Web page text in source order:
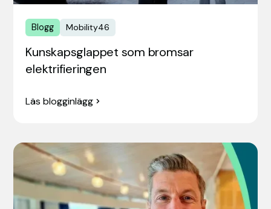
Blogg Mobility46
Kunskapsglappet som bromsar
elektrifieringen
Läs blogginlägg